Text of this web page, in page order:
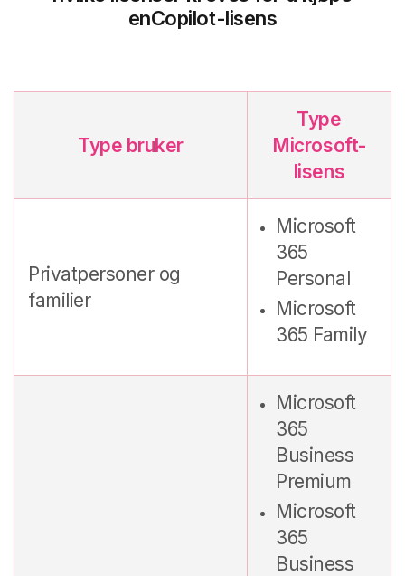
enCopilot-lisens
Type bruker
Type
Microsoft-
lisens
Privatpersoner og
familier
Microsoft
365
Personal
Microsoft
365 Family
Microsoft
365
Business
Premium
Microsoft
365
Business